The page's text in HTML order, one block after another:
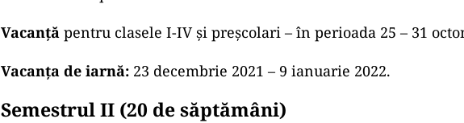
Vacanță pentru clasele I-IV și preșcolari – în perioada 25 – 31
Vacanţa de iarnă: 23 decembrie 2021 – 9 ianuarie 2022.
Semestrul II (20 de săptămâni)